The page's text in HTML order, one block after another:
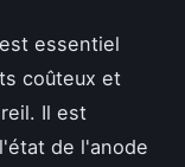
essentiel
coûteux et
Il est
de l'anode